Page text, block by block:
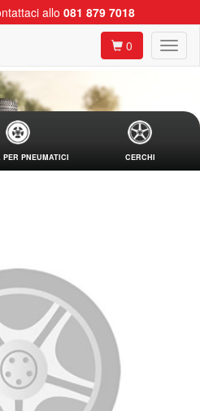
allo 081 879 7018
0
PNEUMATICI CERCHI